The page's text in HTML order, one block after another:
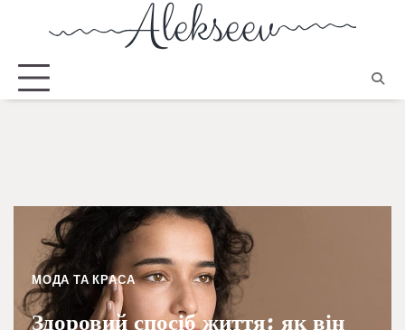
МОДА ТА КРАСА
Здоровий спосіб життя: як він